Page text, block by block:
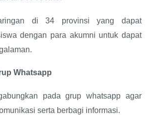
di 34 provinsi yang dapat
dengan para akumni untuk dapat
Whatsapp
pada grup whatsapp agar
serta berbagi informasi.